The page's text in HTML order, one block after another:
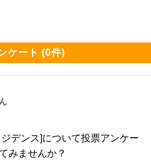
ケート (0件)
デンス]について投票アンケー
みませんか？